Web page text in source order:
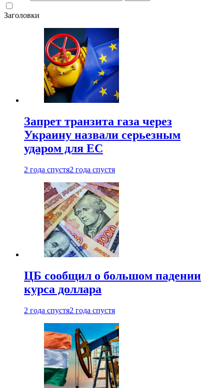
Заголовки
Запрет транзита газа через
Украину назвали серьезным
ударом для ЕС
2 года спустя2 года спустя
ЦБ сообщил о большом падении
курса доллара
2 года спустя2 года спустя